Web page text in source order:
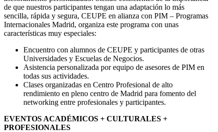
de que nuestros participantes tengan una adaptación lo más
sencilla, rápida y segura, CEUPE en alianza con PIM – Programas
Internacionales Madrid, organiza este programa con unas
características muy especiales:
Encuentro con alumnos de CEUPE y participantes de otras
Universidades y Escuelas de Negocios.
Asistencia personalizada por equipo de asesores de PIM en
todas sus actividades.
Clases organizadas en Centro Profesional de alto
rendimiento en pleno centro de Madrid para fomento del
networking entre profesionales y participantes.
EVENTOS ACADÉMICOS + CULTURALES +
PROFESIONALES